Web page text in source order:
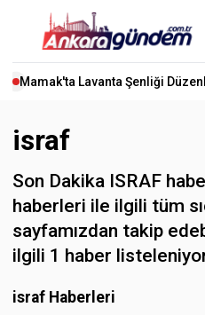
Mamak'ta Lavanta Şenliği
israf
Son Dakika ISRAF
haberleri ile ilgili tüm
sayfamızdan takip
ilgili 1 haber
israf Haberleri